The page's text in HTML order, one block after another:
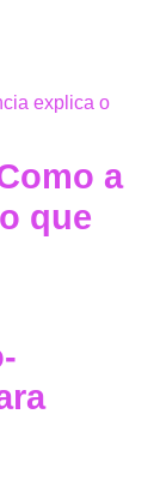
a
que